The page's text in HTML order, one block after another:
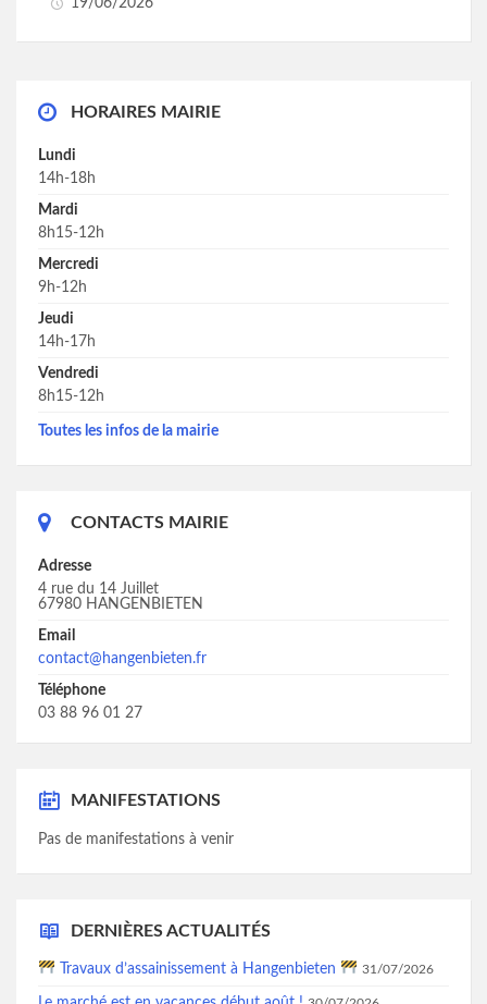
19/06/2026
HORAIRES MAIRIE
Lundi
14h-18h
Mardi
8h15-12h
Mercredi
9h-12h
Jeudi
14h-17h
Vendredi
8h15-12h
Toutes les infos de la mairie
CONTACTS MAIRIE
Adresse
4 rue du 14 Juillet
67980 HANGENBIETEN
Email
contact@hangenbieten.fr
Téléphone
03 88 96 01 27
MANIFESTATIONS
Pas de manifestations à venir
DERNIÈRES ACTUALITÉS
Travaux d’assainissement à Hangenbieten 31/07/2026